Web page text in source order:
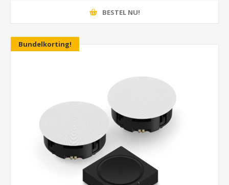
BESTEL NU!
Bundelkorting!